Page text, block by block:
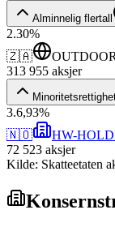
Alminnelig flertall
2.30%
🇿🇦
313 955 aksjer
3.6,93%
🇳🇴
HW-
72 523 aksjer
Kilde: Skatteetaten